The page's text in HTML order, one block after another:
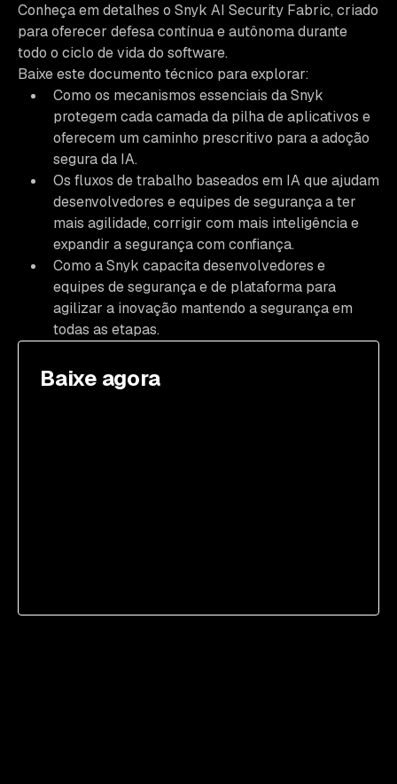
Conheça em detalhes o Snyk AI Security Fabric, criado
para oferecer defesa contínua e autônoma durante
todo o ciclo de vida do software.
Baixe este documento técnico para explorar:
Como os mecanismos essenciais da Snyk
protegem cada camada da pilha de aplicativos e
oferecem um caminho prescritivo para a adoção
segura da IA.
Os fluxos de trabalho baseados em IA que ajudam
desenvolvedores e equipes de segurança a ter
mais agilidade, corrigir com mais inteligência e
expandir a segurança com confiança.
Como a Snyk capacita desenvolvedores e
equipes de segurança e de plataforma para
agilizar a inovação mantendo a segurança em
todas as etapas.
Baixe agora